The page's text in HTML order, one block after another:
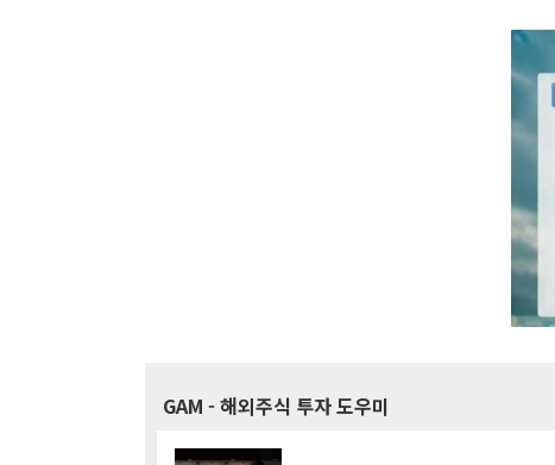
GAM - 해외주식 투자 도우미